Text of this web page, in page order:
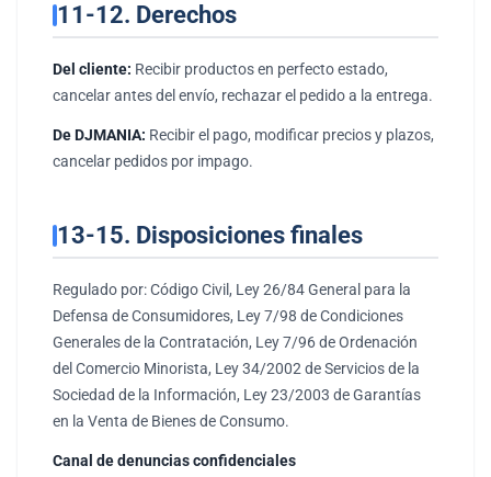
11-12. Derechos
Del cliente: Recibir productos en perfecto estado,
cancelar antes del envío, rechazar el pedido a la entrega.
De DJMANIA: Recibir el pago, modificar precios y plazos,
cancelar pedidos por impago.
13-15. Disposiciones finales
Regulado por: Código Civil, Ley 26/84 General para la
Defensa de Consumidores, Ley 7/98 de Condiciones
Generales de la Contratación, Ley 7/96 de Ordenación
del Comercio Minorista, Ley 34/2002 de Servicios de la
Sociedad de la Información, Ley 23/2003 de Garantías
en la Venta de Bienes de Consumo.
Canal de denuncias confidenciales